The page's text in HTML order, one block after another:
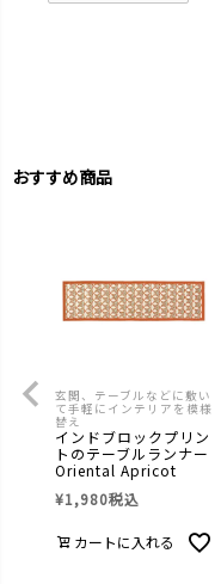
おすすめ商品
玄関、テーブルなどに敷い
て手軽にインテリアを模様
替え
インドブロックプリン
トのテーブルランナー
Oriental Apricot
¥1,980税込
カートに入れる